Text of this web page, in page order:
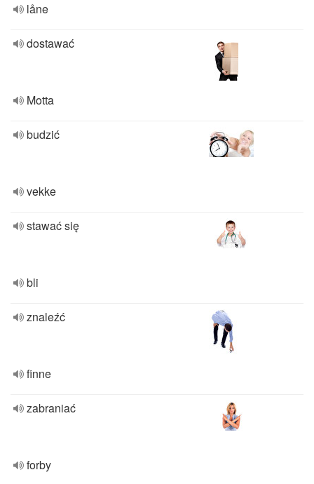
låne
dostawać
Motta
budzić
vekke
stawać się
bli
znaleźć
finne
zabraniać
forby